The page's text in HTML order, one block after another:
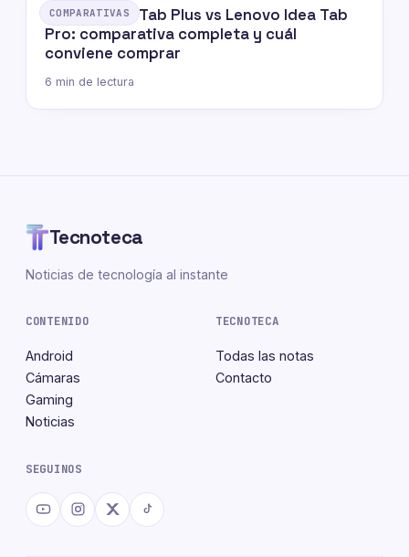
COMPARATIVAS
Lenovo Idea Tab Plus vs Lenovo Idea Tab
Pro: comparativa completa y cuál
conviene comprar
6 min de lectura
Tecnoteca
Noticias de tecnología al instante
CONTENIDO
Android
Cámaras
Gaming
Noticias
TECNOTECA
Todas las notas
Contacto
SEGUINOS